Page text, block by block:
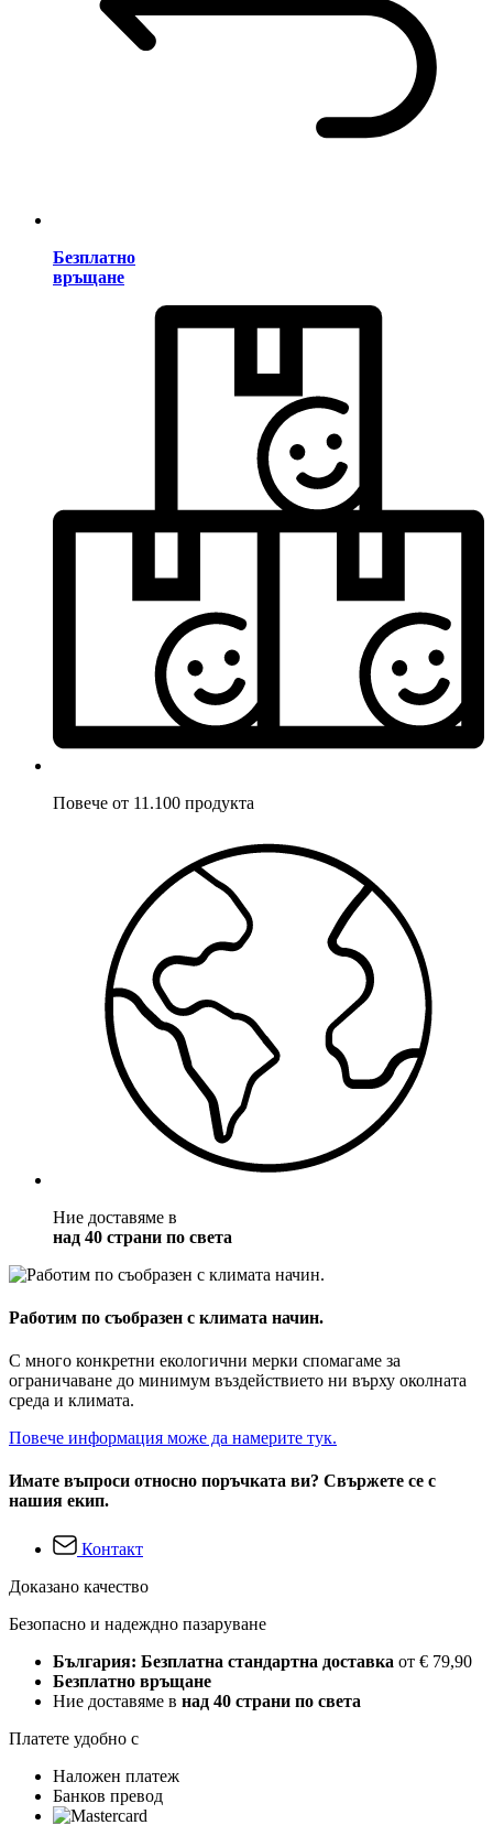
Безплатно
връщане
Повече от 11.100 продукта
Ние доставяме в
над 40 страни по света
Работим по съобразен с климата начин.
С много конкретни екологични мерки спомагаме за
ограничаване до минимум въздействието ни върху околната
среда и климата.
Повече информация може да намерите тук.
Имате въпроси относно поръчката ви? Свържете се с
нашия екип.
Контакт
Доказано качество
Безопасно и надеждно пазаруване
България: Безплатна стандартна доставка от € 79,90
Безплатно връщане
Ние доставяме в над 40 страни по света
Платете удобно с
Наложен платеж
Банков превод